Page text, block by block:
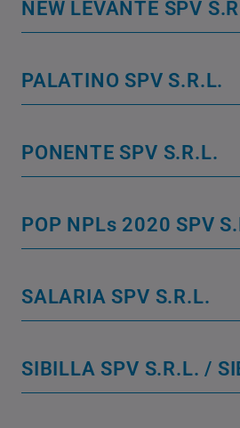
NEW LEVANTE SPV
PALATINO SPV S.R.L.
PONENTE SPV S.R.L.
POP NPLs 2020 SPV
SALARIA SPV S.R.L.
SIBILLA SPV S.R.L. /